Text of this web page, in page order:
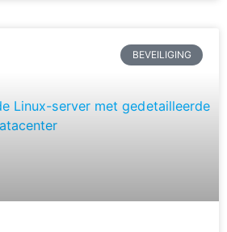
BEVEILIGING